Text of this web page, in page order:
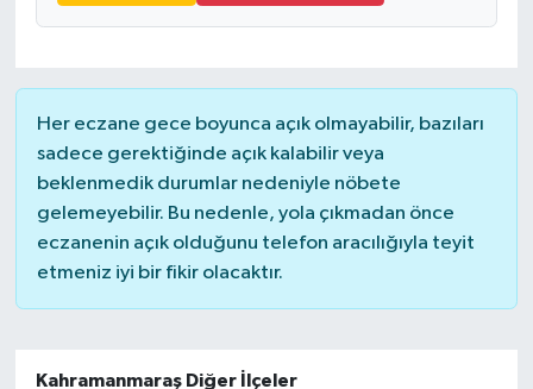
Her eczane gece boyunca açık olmayabilir, bazıları
sadece gerektiğinde açık kalabilir veya
beklenmedik durumlar nedeniyle nöbete
gelemeyebilir. Bu nedenle, yola çıkmadan önce
eczanenin açık olduğunu telefon aracılığıyla teyit
etmeniz iyi bir fikir olacaktır.
Kahramanmaraş Diğer İlçeler